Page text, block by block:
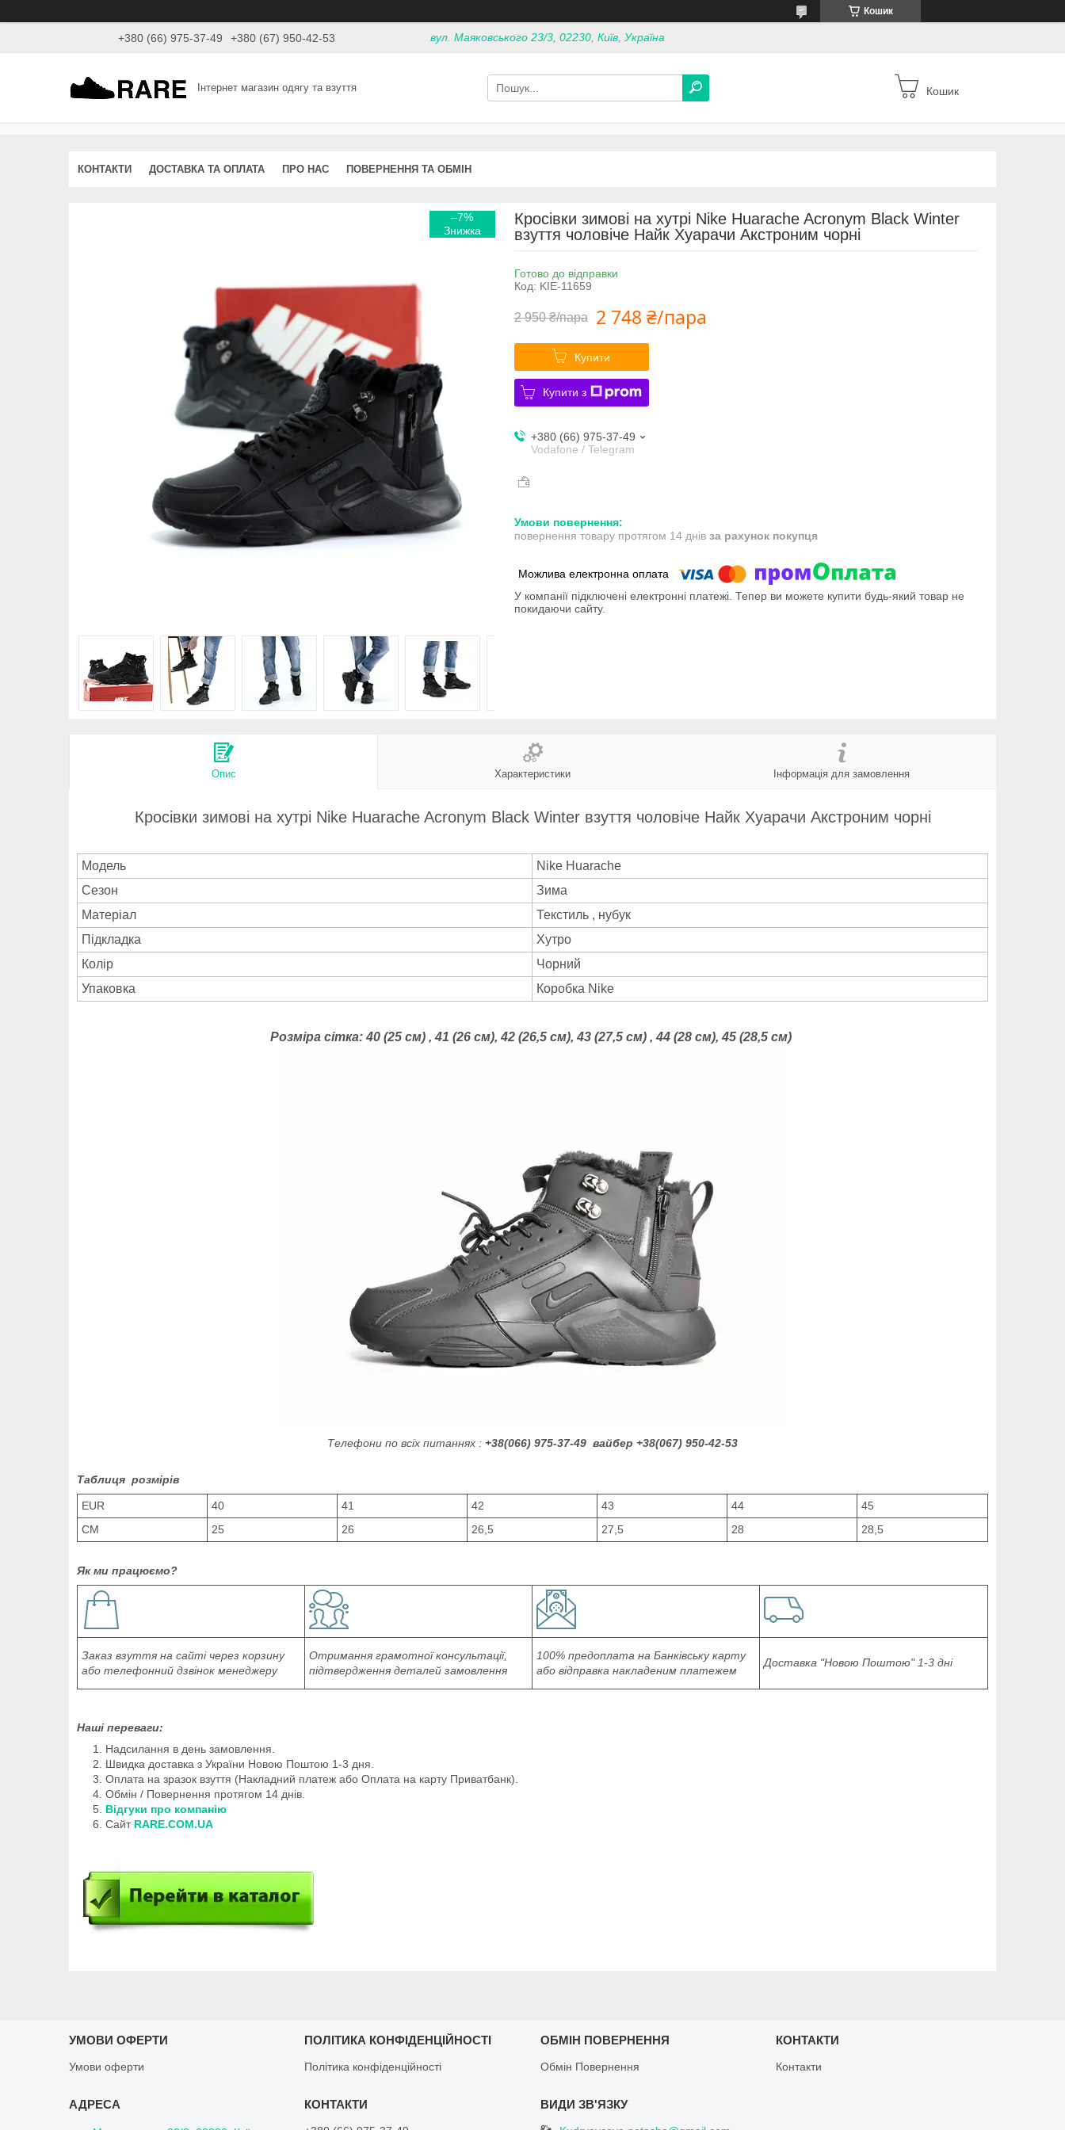
Кошик
+380 (66) 975-37-49 +380 (67) 950-42-53 вул. Маяковського 23/3, 02230, Київ, Україна
Інтернет магазин одягу та взуття Кошик
КОНТАКТИ ДОСТАВКА ТА ОПЛАТА ПРО НАС ПОВЕРНЕННЯ ТА ОБМІН
–7%
Кросівки зимові на хутрі Nike Huarache Acronym Black Winter
взуття чоловіче Найк Хуарачи Акстроним чорні
Готово до відправки
Код: KIE-11659
2 950 ₴/пара 2 748 ₴/пара
Купити
Купити з
+380 (66) 975-37-49
Vodafone / Telegram
повернення товару протягом 14 днів за рахунок покупця
У компанії підключені електронні платежі. Тепер ви можете купити будь-який товар не
покидаючи сайту.
Опис Характеристики Інформація для замовлення
Кросівки зимові на хутрі Nike Huarache Acronym Black Winter взуття чоловіче Найк Хуарачи Акстроним чорні
Модель
Nike Huarache
Сезон
Зима
Матеріал
Текстиль , нубук
Підкладка
Хутро
Колір
Чорний
Упаковка
Коробка Nike
Розміра сітка: 40 (25 см) , 41 (26 см), 42 (26,5 см), 43 (27,5 см) , 44 (28 см), 45 (28,5 см)
Телефони по всіх питаннях : +38(066) 975-37-49 вайбер +38(067) 950-42-53
Таблиця розмірів
EUR 40 41 42 43 44
45
СМ
25 26 26,5 27,5 28 28,5
Як ми працюємо?
Заказ взуття на сайті через корзину
або телефонний дзвінок менеджеру
Отримання грамотної консультації,
підтвердження деталей замовлення
100% предоплата на Банківську карту
або відправка накладеним платежем
Доставка "Новою Поштою" 1-3 дні
Наші переваги:
Надсилання в день замовлення.
Швидка доставка з України Новою Поштою 1-3 дня.
Оплата на зразок взуття (Накладний платеж або Оплата на карту Приватбанк).
Обмін / Повернення протягом 14 днів.
Відгуки про компанію
Сайт RARE.COM.UA
УМОВИ ОФЕРТИ
Умови оферти
ПОЛІТИКА КОНФІДЕНЦІЙНОСТІ
Політика конфіденційності
ОБМІН ПОВЕРНЕННЯ
Обмін Повернення
КОНТАКТИ
Контакти